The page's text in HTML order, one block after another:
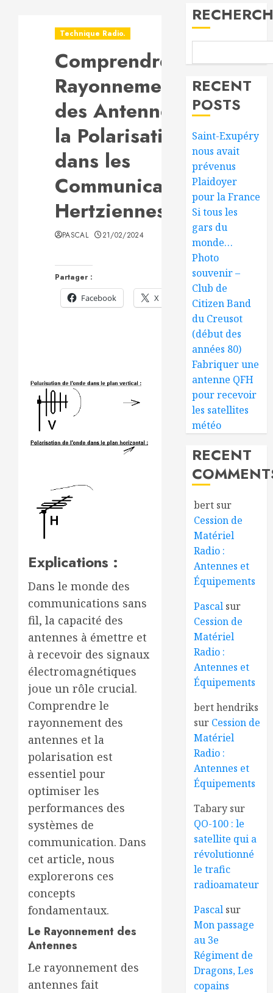
Technique Radio.
Comprendre le
Rayonnement
des Antennes et
la Polarisation
dans les
Communications
Hertziennes.
Partager :
Facebook
X
PASCAL 21/02/2024
Explications :
Dans le monde des
communications sans
fil, la capacité des
antennes à émettre et
à recevoir des signaux
électromagnétiques
joue un rôle crucial.
Comprendre le
rayonnement des
antennes et la
polarisation est
essentiel pour
optimiser les
performances des
systèmes de
communication. Dans
cet article, nous
explorerons ces
concepts
fondamentaux.
Le Rayonnement des
Antennes
Le rayonnement des
antennes fait
RECENT
POSTS
Saint-Exupéry
nous avait
prévenus
Plaidoyer
pour la France
Si tous les
gars du
monde…
Photo
souvenir –
Club de
Citizen Band
du Creusot
(début des
années 80)
Fabriquer une
antenne QFH
pour recevoir
les satellites
météo
RECENT
bert sur
Cession de
Matériel
Radio :
Antennes et
Équipements
Pascal sur
Cession de
Matériel
Radio :
Antennes et
Équipements
bert hendriks
sur Cession de
Matériel
Radio :
Antennes et
Équipements
Tabary sur
QO-100 : le
satellite qui a
révolutionné
le trafic
radioamateur
Pascal sur
Mon passage
au 3e
Régiment de
Dragons, Les
copains